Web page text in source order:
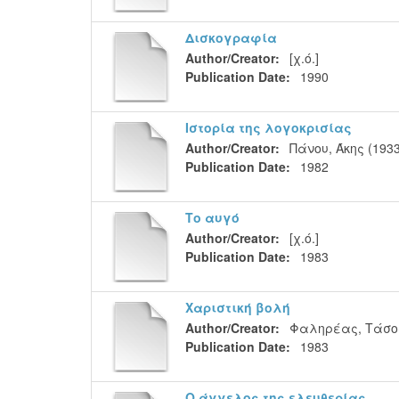
Δισκογραφία
Author/Creator:
[χ.ό.]
Publication Date:
1990
Ιστορία της λογοκρισίας
Author/Creator: Πάνου, Άκης
Publication Date:
1982
Το αυγό
Author/Creator:
[χ.ό.]
Publication Date:
1983
Χαριστική βολή
Author/Creator:
Φαληρέας,
Publication Date:
1983